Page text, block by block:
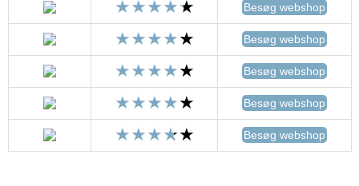
Besøg webshop
Besøg webshop
Besøg webshop
Besøg webshop
Besøg webshop